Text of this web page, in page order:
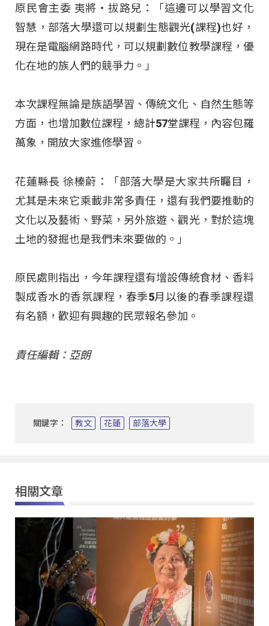
原民會主委 夷將‧拔路兒：「這邊可以學習文化
智慧，部落大學還可以規劃生態觀光(課程)也好，
現在是電腦網路時代，可以規劃數位教學課程，優
化在地的族人們的競爭力。」
本次課程無論是族語學習、傳統文化、自然生態等
方面，也增加數位課程，總計57堂課程，內容包羅
萬象，開放大家進修學習。
花蓮縣長 徐榛蔚：「部落大學是大家共所矚目，
尤其是未來它乘載非常多責任，還有我們要推動的
文化以及藝術、野菜，另外旅遊、觀光，對於這塊
土地的發掘也是我們未來要做的。」
原民處則指出，今年課程還有增設傳統食材、香料
製成香水的香氛課程，春季5月以後的春季課程還
有名額，歡迎有興趣的民眾報名參加。
責任編輯：亞朗
關鍵字： 教文 花蓮 部落大學
相關文章